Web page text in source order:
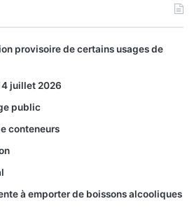
provisoire de certains usages de
juillet 2026
public
conteneurs
à emporter de boissons alcooliques